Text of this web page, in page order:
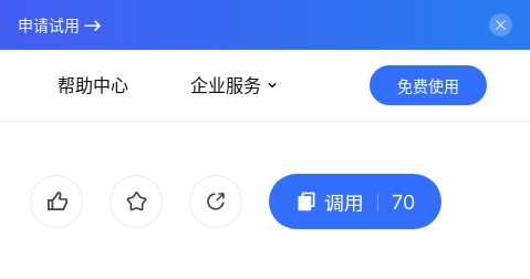
申请试用
帮助中心 企业服务 免费使用
调用 70